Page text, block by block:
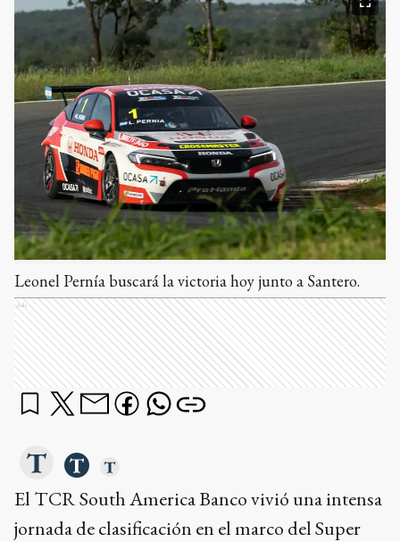
Leonel Pernía buscará la victoria hoy junto a Santero.
Ads
El TCR South America Banco vivió una intensa
jornada de clasificación en el marco del Super